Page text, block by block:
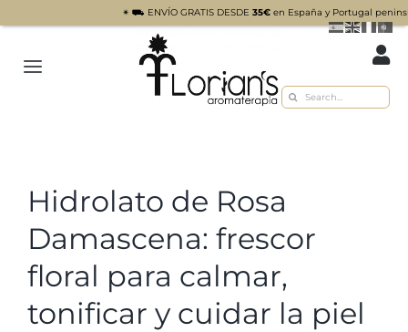
Toggle
Sobre nosotros
Recetas
Buscar:
Hidrolato de Rosa
Damascena: frescor
floral para calmar,
tonificar y cuidar la piel
✴︎ ⛟ ENVÍO GRATIS DESDE35€en España y Portugal peninsular ✴︎